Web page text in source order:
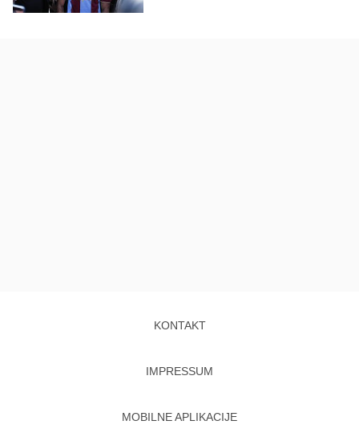
KONTAKT
IMPRESSUM
MOBILNE APLIKACIJE